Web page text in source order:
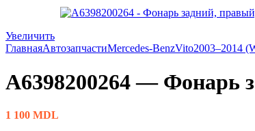
Увеличить
ГлавнаяАвтозапчастиMercedes-BenzVito2003–2014
A6398200264 — Фонарь
1 100 MDL